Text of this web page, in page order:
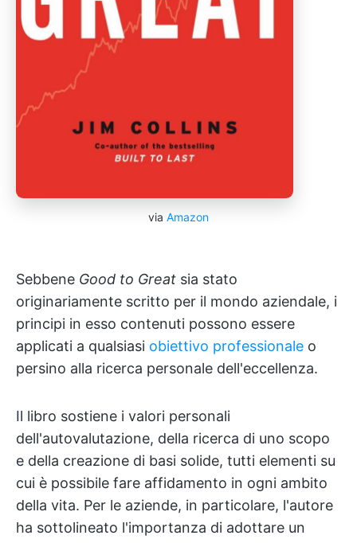
via Amazon
Sebbene Good to Great sia stato
originariamente scritto per il mondo aziendale, i
principi in esso contenuti possono essere
applicati a qualsiasi obiettivo professionale o
persino alla ricerca personale dell'eccellenza.
Il libro sostiene i valori personali
dell'autovalutazione, della ricerca di uno scopo
e della creazione di basi solide, tutti elementi su
cui è possibile fare affidamento in ogni ambito
della vita. Per le aziende, in particolare, l'autore
ha sottolineato l'importanza di adottare un